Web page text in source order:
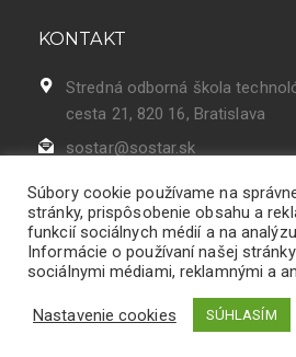
KONTAKT
Stredná odborná škola
cesta 21, 820 16, Bratislava
sostar@sostar.sk
Stredná odborná škola
sostar.sk
Súbory cookie používame na
stránky, prispôsobenie obsahu a
funkcií sociálnych médií a na
Informácie o používaní našej
sociálnymi médiami, reklamnými a
Nastavenie cookies SÚHLASÍM